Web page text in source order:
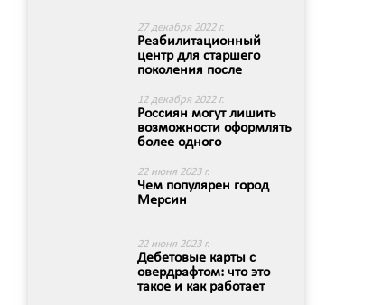
27 декабря 2022 г.
Реабилитационный
центр для старшего
поколения после
12 декабря 2022 г.
Россиян могут лишить
возможности оформлять
более одного
22 июня 2023 г.
Чем популярен город
Мерсин
22 июня 2023 г.
Дебетовые карты с
овердрафтом: что это
такое и как работает